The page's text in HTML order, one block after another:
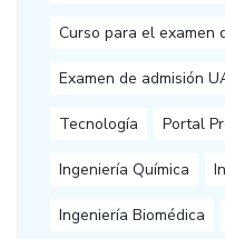
Curso para el examen
Examen de admisión
Tecnología Portal
Ingeniería Química
Ingeniería Biomédica